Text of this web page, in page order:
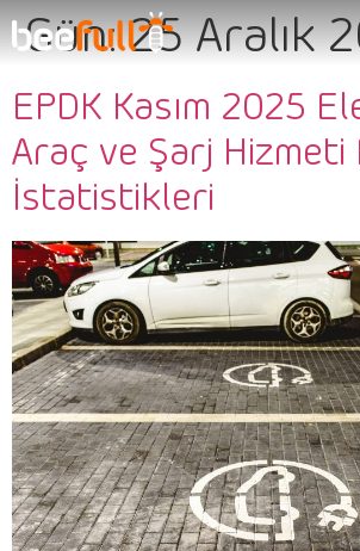
Gün:25 Aralık
EPDK Kasım 2025
Araç ve Şarj Hizmeti
İstatistikleri